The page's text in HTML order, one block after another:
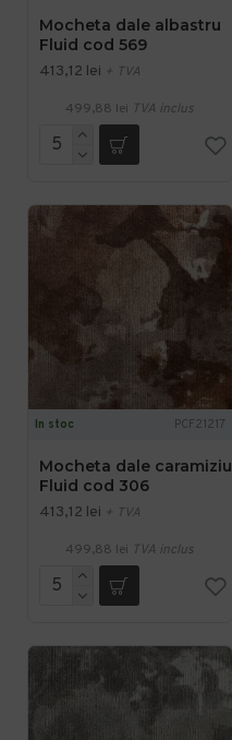
Mocheta dale albastru
Fluid cod 569
413,12 lei + TVA
499,88 lei TVA inclus
In stoc PCF21217
Mocheta dale caramiziu
Fluid cod 306
413,12 lei + TVA
499,88 lei TVA inclus